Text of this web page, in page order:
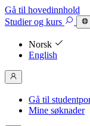
Gå til hovedinnhold
Studierog kurs
Norsk
English
Gå til
Mine søknader